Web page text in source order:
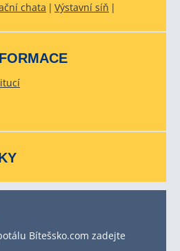
chata Výstavní síň
Bítešsko.com zadejte